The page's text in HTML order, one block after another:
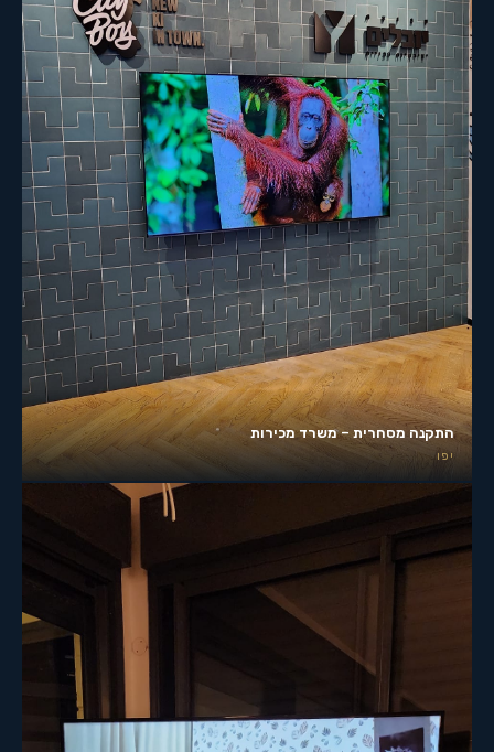
התקנה מסחרית – משרד מכירות
יפו